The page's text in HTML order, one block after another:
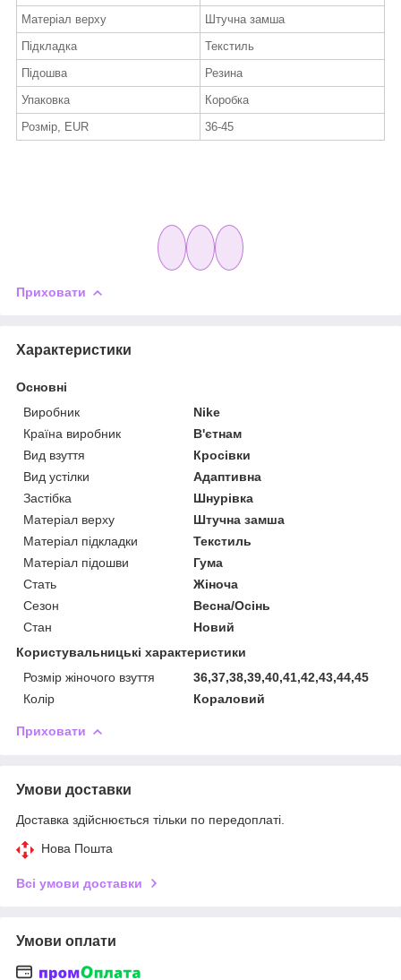
Матеріал верху
Штучна замша
Підкладка
Текстиль
Підошва
Резина
Упаковка
Коробка
Розмір, EUR
36-45
Приховати
Характеристики
Основні
Виробник
Nike
Країна виробник
В'єтнам
Вид взуття
Кросівки
Вид устілки
Адаптивна
Застібка
Шнурівка
Матеріал верху
Штучна замша
Матеріал підкладки
Текстиль
Матеріал підошви
Гума
Стать
Жіноча
Сезон
Весна/Осінь
Стан
Новий
Користувальницькі характеристики
Розмір жіночого взуття
36,37,38,39,40,41,42,43,44,45
Колір
Кораловий
Приховати
Умови доставки
Доставка здійснюється тільки по передоплаті.
Нова Пошта
Всі умови доставки
Умови оплати